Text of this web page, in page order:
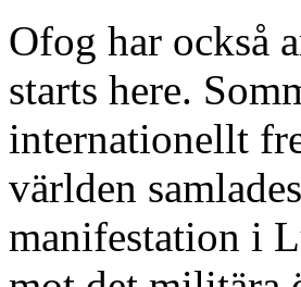
Ofog har också
starts here.
internationellt
världen
manifestation i